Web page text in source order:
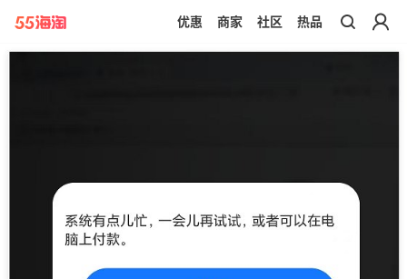
带你去官网买正品
优惠 商家 社区 热品